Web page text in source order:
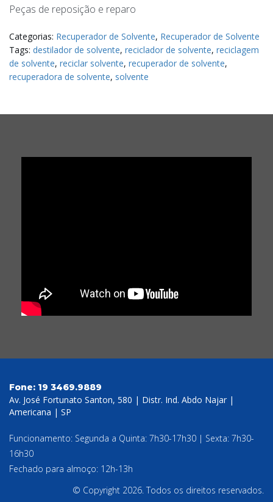
Peças de reposição e reparo
Categorias: Recuperador de Solvente, Recuperador de Solvente
Tags: destilador de solvente, reciclador de solvente, reciclagem
de solvente, reciclar solvente, recuperador de solvente,
recuperadora de solvente, solvente
Fone: 19 3469.9889
Av. José Fortunato Santon, 580 | Distr. Ind. Abdo Najar |
Americana | SP
Funcionamento: Segunda a Quinta: 7h30-17h30 | Sexta: 7h30-
16h30
Fechado para almoço: 12h-13h
© Copyright 2026. Todos os direitos reservados.